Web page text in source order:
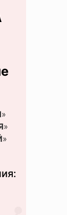
»
»
»